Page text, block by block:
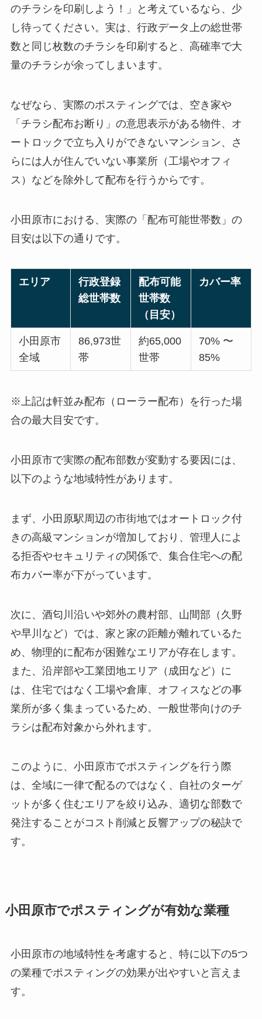
のチラシを印刷しよう！」と考えているなら、少
し待ってください。実は、行政データ上の総世帯
数と同じ枚数のチラシを印刷すると、高確率で大
量のチラシが余ってしまいます。
なぜなら、実際のポスティングでは、空き家や
「チラシ配布お断り」の意思表示がある物件、オ
ートロックで立ち入りができないマンション、さ
らには人が住んでいない事業所（工場やオフィ
ス）などを除外して配布を行うからです。
小田原市における、実際の「配布可能世帯数」の
目安は以下の通りです。
エリア
行政登録
総世帯数
配布可能
世帯数
（目安）
カバー率
小田原市
全域
86,973世
帯
約65,000
世帯
70% 〜
85%
※上記は軒並み配布（ローラー配布）を行った場
合の最大目安です。
小田原市で実際の配布部数が変動する要因には、
以下のような地域特性があります。
まず、小田原駅周辺の市街地ではオートロック付
きの高級マンションが増加しており、管理人によ
る拒否やセキュリティの関係で、集合住宅への配
布カバー率が下がっています。
次に、酒匂川沿いや郊外の農村部、山間部（久野
や早川など）では、家と家の距離が離れているた
め、物理的に配布が困難なエリアが存在します。
また、沿岸部や工業団地エリア（成田など）に
は、住宅ではなく工場や倉庫、オフィスなどの事
業所が多く集まっているため、一般世帯向けのチ
ラシは配布対象から外れます。
このように、小田原市でポスティングを行う際
は、全域に一律で配るのではなく、自社のターゲ
ットが多く住むエリアを絞り込み、適切な部数で
発注することがコスト削減と反響アップの秘訣で
す。
小田原市でポスティングが有効な業種
小田原市の地域特性を考慮すると、特に以下の5つ
の業種でポスティングの効果が出やすいと言えま
す。